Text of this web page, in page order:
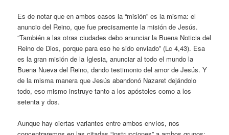
Es de notar que en ambos casos la “misión” es la misma: el
anuncio del Reino, que fue precisamente la misión de Jesús.
“También a las otras ciudades debo anunciar la Buena Noticia del
Reino de Dios, porque para eso he sido enviado” (Lc 4,43). Esa
es la gran misión de la Iglesia, anunciar al todo el mundo la
Buena Nueva del Reino, dando testimonio del amor de Jesús. Y
de la misma manera que Jesús abandonó Nazaret dejándolo
todo, eso mismo instruye tanto a los apóstoles como a los
setenta y dos.
Aunque hay ciertas variantes entre ambos envíos, nos